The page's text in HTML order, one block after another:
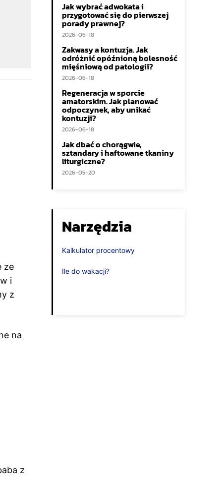
ze
i
z
na
z
Jak wybrać adwokata i
przygotować się do pierwszej
porady prawnej?
2026-06-18
Zakwasy a kontuzja. Jak
odróżnić opóźnioną bolesność
mięśniową od patologii?
2026-06-18
Regeneracja w sporcie
amatorskim. Jak planować
odpoczynek, aby unikać
kontuzji?
2026-06-18
Jak dbać o chorągwie,
sztandary i haftowane tkaniny
liturgiczne?
2026-05-20
Narzędzia
Kalkulator procentowy
Ile do wakacji?